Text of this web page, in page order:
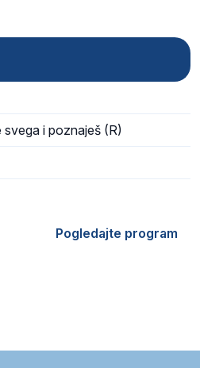
svega i poznaješ (R)
Pogledajte program